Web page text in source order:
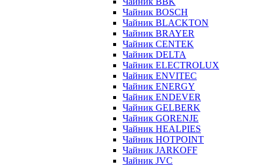
Чайник BOSCH
Чайник BLACKTON
Чайник BRAYER
Чайник CENTEK
Чайник DELTA
Чайник ELECTROLUX
Чайник ENVITEC
Чайник ENERGY
Чайник ENDEVER
Чайник GELBERK
Чайник GORENJE
Чайник HEALPIES
Чайник HOTPOINT
Чайник JARKOFF
Чайник JVC